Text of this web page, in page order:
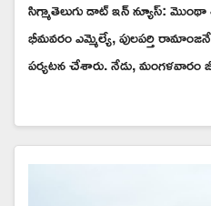
సిగ్మాతెలుగు డాట్ ఇన్ న్యూస్: మొంథా
భీమవరం ఎమ్మెల్యే, పులపర్తి
పర్యటన చేశారు. నేడు,